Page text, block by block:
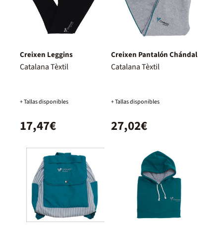
Creixen Leggins
Catalana Tèxtil
+ Tallas disponibles
17,47€
Creixen Pantalón Chándal
Catalana Tèxtil
+ Tallas disponibles
27,02€